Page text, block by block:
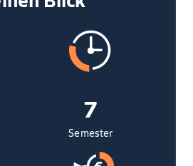
7
Semester